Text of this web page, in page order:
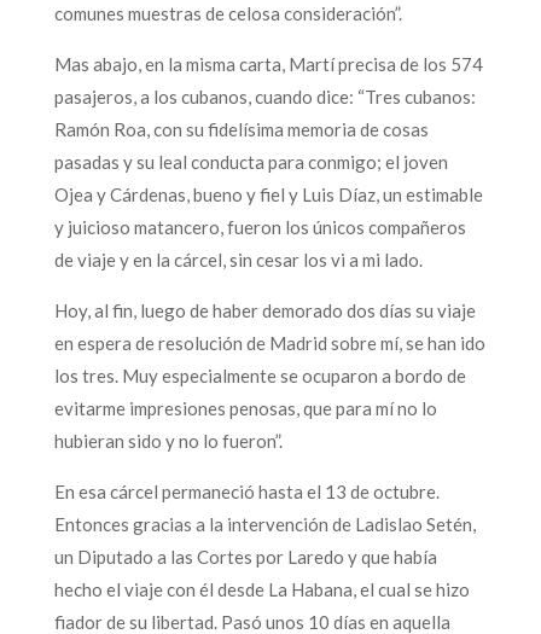
comunes muestras de celosa consideración”.
Mas abajo, en la misma carta, Martí precisa de los 574
pasajeros, a los cubanos, cuando dice: “Tres cubanos:
Ramón Roa, con su fidelísima memoria de cosas
pasadas y su leal conducta para conmigo; el joven
Ojea y Cárdenas, bueno y fiel y Luis Díaz, un estimable
y juicioso matancero, fueron los únicos compañeros
de viaje y en la cárcel, sin cesar los vi a mi lado.
Hoy, al fin, luego de haber demorado dos días su viaje
en espera de resolución de Madrid sobre mí, se han ido
los tres. Muy especialmente se ocuparon a bordo de
evitarme impresiones penosas, que para mí no lo
hubieran sido y no lo fueron”.
En esa cárcel permaneció hasta el 13 de octubre.
Entonces gracias a la intervención de Ladislao Setén,
un Diputado a las Cortes por Laredo y que había
hecho el viaje con él desde La Habana, el cual se hizo
fiador de su libertad. Pasó unos 10 días en aquella